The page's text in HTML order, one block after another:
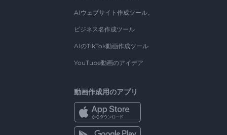
AIウェブサイト作成ツール。
ビジネス名作成ツール
AIのTikTok動画作成ツール
YouTube動画のアイデア
動画作成用のアプリ